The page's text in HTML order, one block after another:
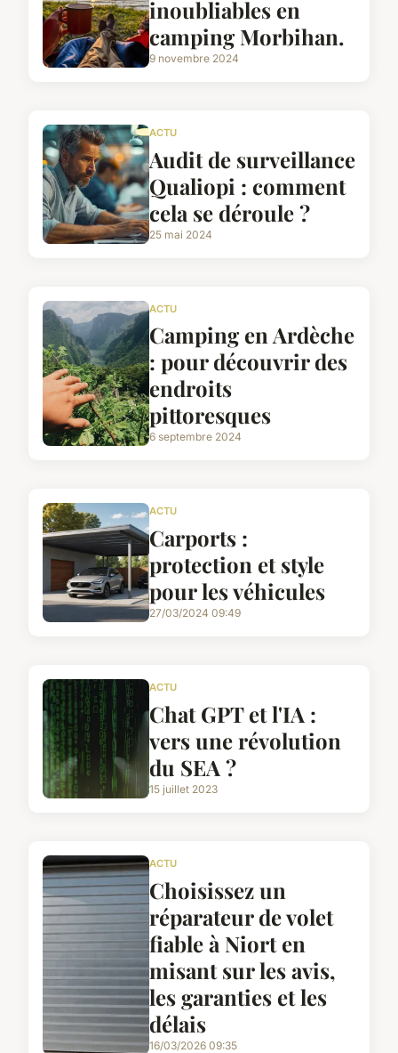
inoubliables en
camping Morbihan.
9 novembre 2024
ACTU
Audit de surveillance
Qualiopi : comment
cela se déroule ?
25 mai 2024
ACTU
Camping en Ardèche
: pour découvrir des
endroits
pittoresques
6 septembre 2024
ACTU
Carports :
protection et style
pour les véhicules
27/03/2024 09:49
ACTU
Chat GPT et l'IA :
vers une révolution
du SEA ?
15 juillet 2023
ACTU
Choisissez un
réparateur de volet
fiable à Niort en
misant sur les avis,
les garanties et les
délais
16/03/2026 09:35